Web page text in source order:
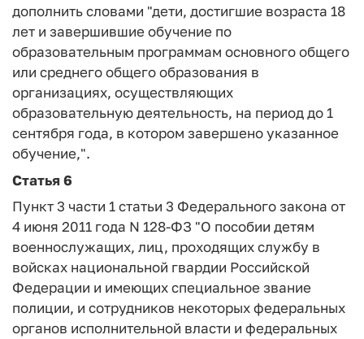
дополнить словами "дети, достигшие возраста 18
лет и завершившие обучение по
образовательным программам основного общего
или среднего общего образования в
организациях, осуществляющих
образовательную деятельность, на период до 1
сентября года, в котором завершено указанное
обучение,".
Статья 6
Пункт 3 части 1 статьи 3 Федерального закона от
4 июня 2011 года N 128-ФЗ "О пособии детям
военнослужащих, лиц, проходящих службу в
войсках национальной гвардии Российской
Федерации и имеющих специальное звание
полиции, и сотрудников некоторых федеральных
органов исполнительной власти и федеральных